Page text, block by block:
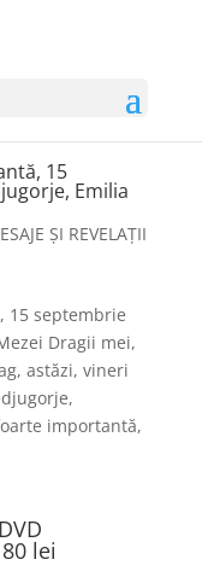
15
Emilia
ȘI REVELAȚII
15 septembrie
Dragii mei,
astăzi, vineri
importantă,
lei